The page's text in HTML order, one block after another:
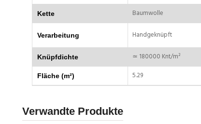
Kette Baumwolle
Verarbeitung Handgeknüpft
Knüpfdichte ≃ 180000 Knt/m²
Fläche (m²) 5.29
Verwandte Produkte